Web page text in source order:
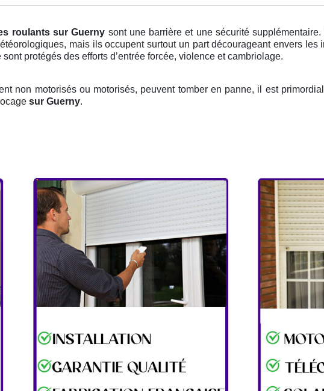
roulants sur Guerny sont une barrière et une sécurité
mais ils occupent surtout un part décourageant envers les
protégés des efforts d’entrée forcée, violence et cambriolage.
non motorisés ou motorisés, peuvent tomber en panne, il est
sur Guerny.